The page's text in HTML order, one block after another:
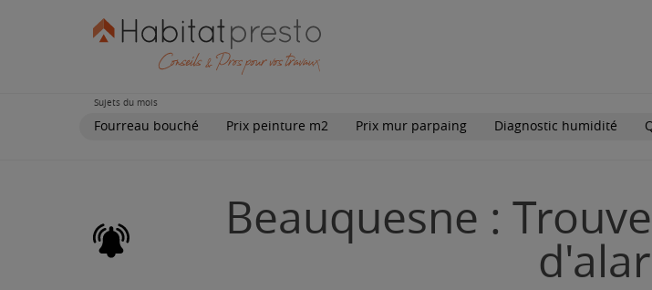
Sujets du mois
Fourreau bouché Prix peinture m2 Prix mur parpaing Diagnostic humidité
Beauquesne :